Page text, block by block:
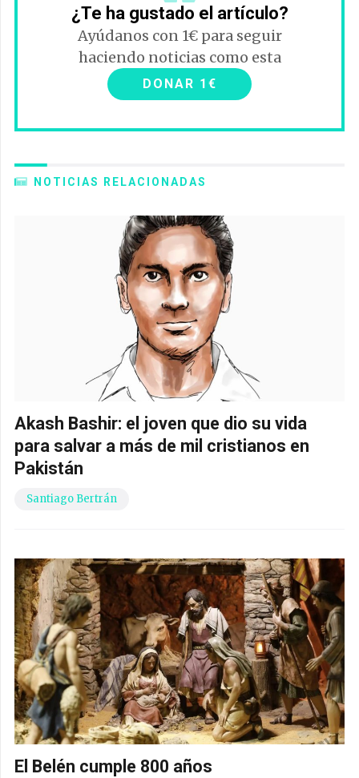
¿Te ha gustado el artículo?
Ayúdanos con 1€ para seguir
haciendo noticias como esta
DONAR 1€
NOTICIAS RELACIONADAS
Akash Bashir: el joven que dio su vida
para salvar a más de mil cristianos en
Pakistán
Santiago Bertrán
El Belén cumple 800 años